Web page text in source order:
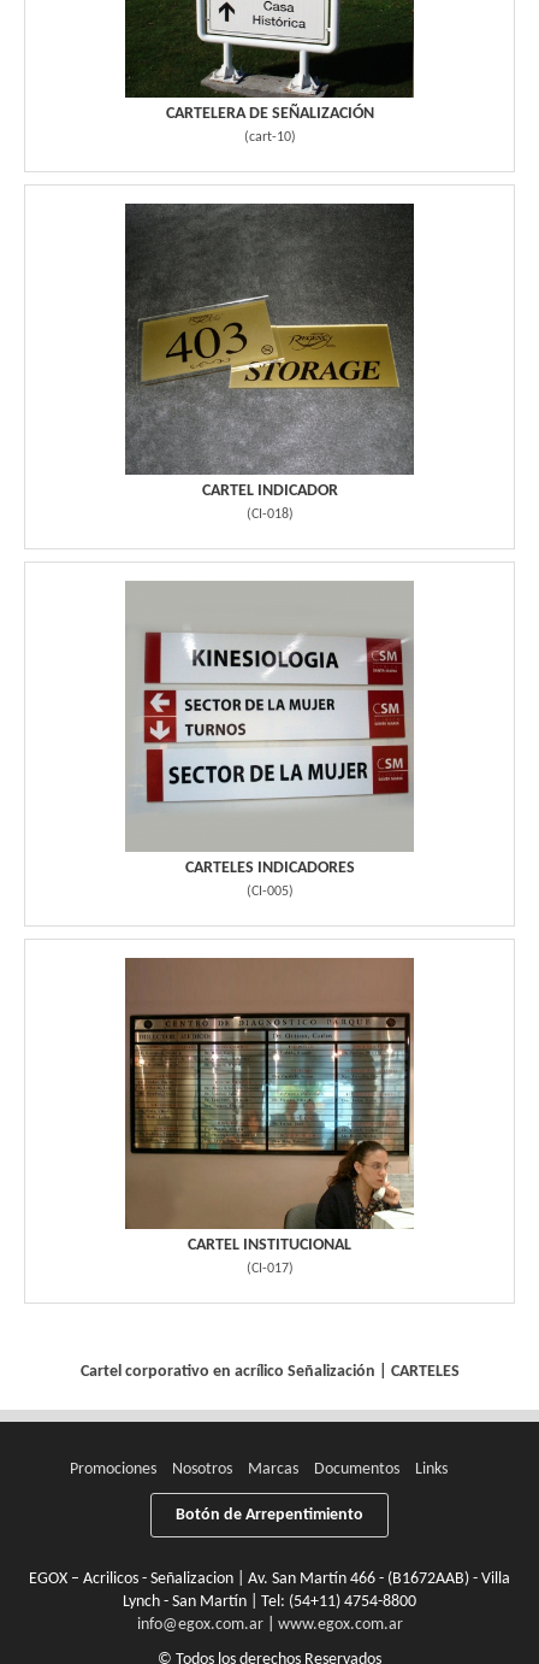
CARTELERA DE SEÑALIZACIÓN
(cart-10)
CARTEL INDICADOR
(CI-018)
CARTELES INDICADORES
(CI-005)
CARTEL INSTITUCIONAL
(CI-017)
Cartel corporativo en acrílico Señalización CARTELES
Promociones Nosotros Marcas Documentos Links
Botón de Arrepentimiento
EGOX – Acrilicos - Señalizacion | Av. San Martín 466 - (B1672AAB) - Villa
Lynch - San Martín | Tel: (54+11) 4754-8800
info@egox.com.ar| www.egox.com.ar
© Todos los derechos Reservados